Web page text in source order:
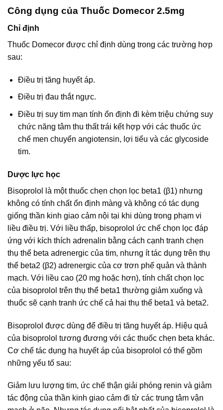
Công dụng của Thuốc Domecor 2.5mg
Chỉ định
Thuốc Domecor được chỉ định dùng trong các trường hợp
sau:
Ðiều trị tăng huyết áp.
Ðiều trị đau thắt ngực.
Điều trị suy tim mạn tính ổn định đi kèm triệu chứng suy
chức năng tâm thu thất trái kết hợp với các thuốc ức
chế men chuyển angiotensin, lợi tiểu và các glycoside
tim.
Dược lực học
Bisoprolol là một thuốc chẹn chọn lọc beta1 (β1) nhưng
không có tính chất ổn định màng và không có tác dụng
giống thần kinh giao cảm nội tại khi dùng trong phạm vi
liều điều trị. Với liều thấp, bisoprolol ức chế chọn lọc đáp
ứng với kích thích adrenalin bằng cách cạnh tranh chẹn
thụ thể beta adrenergic của tim, nhưng ít tác dụng trên thụ
thể beta2 (β2) adrenergic của cơ trơn phế quản và thành
mạch. Với liều cao (20 mg hoặc hơn), tính chất chọn lọc
của bisoprolol trên thụ thể beta1 thường giảm xuống và
thuốc sẽ cạnh tranh ức chế cả hai thụ thể beta1 và beta2.
Bisoprolol được dùng để điều trị tăng huyết áp. Hiệu quả
của bisoprolol tương đương với các thuốc chẹn beta khác.
Cơ chế tác dụng hạ huyết áp của bisoprolol có thể gồm
những yếu tố sau:
Giảm lưu lượng tim, ức chế thận giải phóng renin và giảm
tác động của thần kinh giao cảm đi từ các trung tâm vận